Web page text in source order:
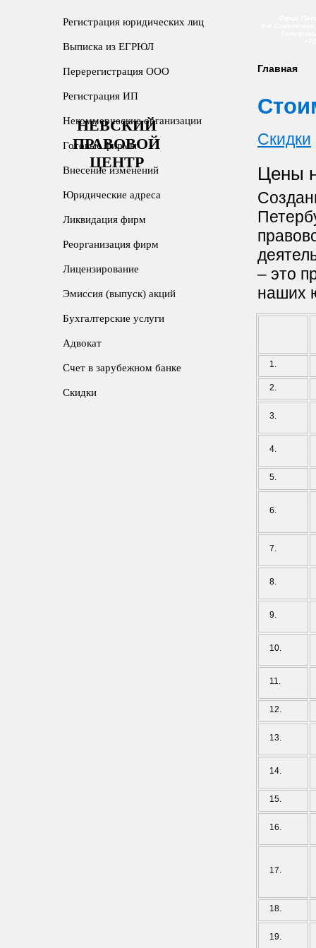
Главная
Скидки
Цены
– это
наших
1.
2.
3.
4.
5.
6.
7.
8.
9.
10.
11.
12.
13.
14.
15.
16.
17.
18.
19.
НЕВСКИЙ
ПРАВОВОЙ
ЦЕНТР
Регистрация юридических лиц
Выписка из ЕГРЮЛ
Перерегистрация ООО
Регистрация ИП
Некоммерческие организации
Готовые фирмы
Внесение изменений
Юридические адреса
Ликвидация фирм
Реорганизация фирм
Лицензирование
Эмиссия (выпуск) акций
Бухгалтерские услуги
Адвокат
Счет в зарубежном банке
Скидки